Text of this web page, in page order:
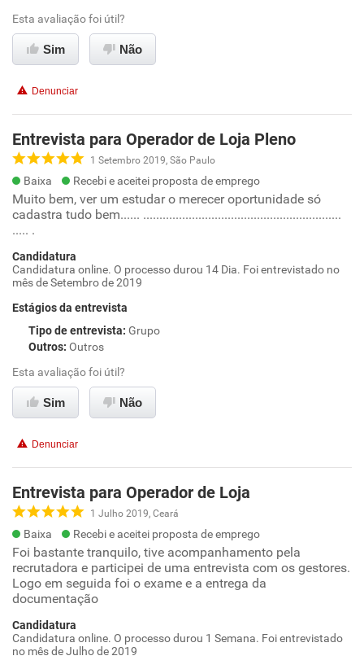
Esta avaliação foi útil?
Sim Não
Denunciar
Entrevista para Operador de Loja Pleno
1 Setembro 2019, São Paulo
Baixa Recebi e aceitei proposta de emprego
Muito bem, ver um estudar o merecer oportunidade só
cadastra tudo bem...... .............................................................
..... .
Candidatura
Candidatura online. O processo durou 14 Dia. Foi entrevistado no
mês de Setembro de 2019
Estágios da entrevista
Tipo de entrevista: Grupo
Outros: Outros
Esta avaliação foi útil?
Sim Não
Denunciar
Entrevista para Operador de Loja
1 Julho 2019, Ceará
Baixa Recebi e aceitei proposta de emprego
Foi bastante tranquilo, tive acompanhamento pela
recrutadora e participei de uma entrevista com os gestores.
Logo em seguida foi o exame e a entrega da
documentação
Candidatura
Candidatura online. O processo durou 1 Semana. Foi entrevistado
no mês de Julho de 2019